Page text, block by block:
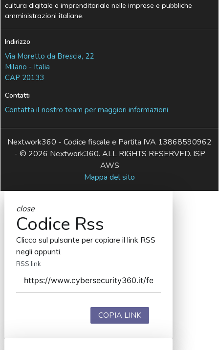
cultura digitale e imprenditoriale nelle imprese e pubbliche
amministrazioni italiane.
Indirizzo
Via Moretto da Brescia, 22
Milano - Italia
CAP 20133
Contatti
Contatta il nostro team per maggiori informazioni
Nextwork360 - Codice fiscale e Partita IVA 13868590962
- © 2026 Nextwork360. ALL RIGHTS RESERVED. ISP
AWS
Mappa del sito
close
Codice Rss
Clicca sul pulsante per copiare il link RSS
negli appunti.
RSS link
COPIA LINK